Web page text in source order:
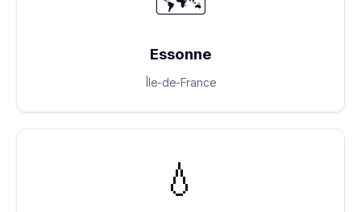
Essonne
Île-de-France
💧